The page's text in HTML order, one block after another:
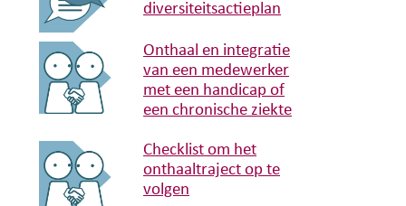
diversiteitsactieplan
Onthaal en integratie
van een medewerker
met een handicap of
een chronische ziekte
Checklist om het
onthaaltraject op te
volgen